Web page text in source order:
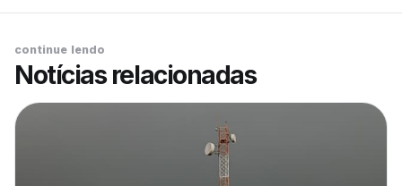
continue lendo
Notícias relacionadas